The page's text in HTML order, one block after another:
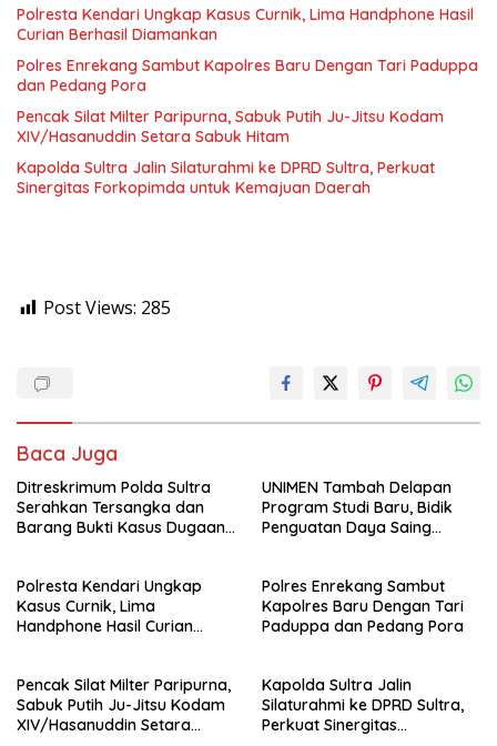
Polresta Kendari Ungkap Kasus Curnik, Lima Handphone Hasil
Curian Berhasil Diamankan
Polres Enrekang Sambut Kapolres Baru Dengan Tari Paduppa
dan Pedang Pora
Pencak Silat Milter Paripurna, Sabuk Putih Ju-Jitsu Kodam
XIV/Hasanuddin Setara Sabuk Hitam
Kapolda Sultra Jalin Silaturahmi ke DPRD Sultra, Perkuat
Sinergitas Forkopimda untuk Kemajuan Daerah
Post Views: 285
Baca Juga
Ditreskrimum Polda Sultra
Serahkan Tersangka dan
Barang Bukti Kasus Dugaan
Kejaksaan
UNIMEN Tambah Delapan
Program Studi Baru, Bidik
Penguatan Daya Saing
Polresta Kendari Ungkap
Kasus Curnik, Lima
Handphone Hasil Curian
Polres Enrekang Sambut
Kapolres Baru Dengan Tari
Paduppa dan Pedang Pora
Pencak Silat Milter Paripurna,
Sabuk Putih Ju-Jitsu Kodam
XIV/Hasanuddin Setara
Kapolda Sultra Jalin
Silaturahmi ke DPRD Sultra,
Perkuat Sinergitas